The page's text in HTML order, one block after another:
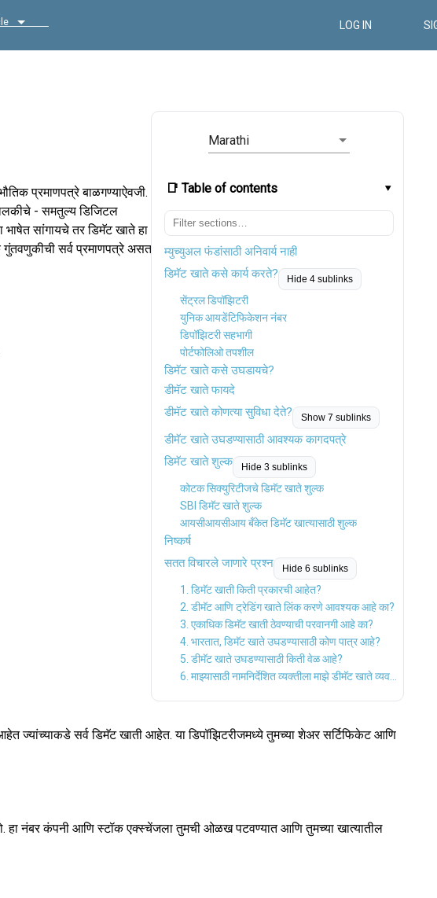
LOG IN
Marathi
📑 Table of contents
म्युच्युअल फंडांसाठी अनिवार्य नाही
डिमॅट खाते कसे कार्य करते?
Hide 4 sublinks
सेंट्रल डिपॉझिटरी
युनिक आयडेंटिफिकेशन नंबर
डिपॉझिटरी सहभागी
पोर्टफोलिओ तपशील
डिमॅट खाते कसे उघडायचे?
डीमॅट खाते फायदे
डीमॅट खाते कोणत्या सुविधा देते?
Show 7 sublinks
डीमॅट खाते उघडण्यासाठी आवश्यक कागदपत्रे
डिमॅट खाते शुल्क
Hide 3 sublinks
कोटक सिक्युरिटीजचे डिमॅट खाते शुल्क
SBI डिमॅट खाते शुल्क
आयसीआयसीआय बँकेत डिमॅट खात्यासाठी शुल्क
निष्कर्ष
सतत विचारले जाणारे प्रश्न
Hide 6 sublinks
1. डिमॅट खाती किती प्रकारची आहेत?
2. डीमॅट आणि ट्रेडिंग खाते लिंक करणे आवश्यक आहे का?
3. एकाधिक डिमॅट खाती ठेवण्याची परवानगी आहे का?
4. भारतात, डिमॅट खाते उघडण्यासाठी कोण पात्र आहे?
5. डीमॅट खाते उघडण्यासाठी किती वेळ आहे?
6. माझ्यासाठी नामनिर्देशित व्यक्तीला माझे डीमॅट खाते व्यवस्थापित करणे शक्य आहे का?
प्रमाणपत्रे बाळगण्याऐवजी.
- समतुल्य डिजिटल
भाषेत सांगायचे तर डिमॅट खाते हा
सर्व प्रमाणपत्रे असतात
ज्यांच्याकडे सर्व डिमॅट खाती आहेत. या डिपॉझिटरीजमध्ये तुमच्या शेअर सर्टिफिकेट आणि
हा नंबर कंपनी आणि स्टॉक एक्स्चेंजला तुमची ओळख पटवण्यात आणि तुमच्या खात्यातील